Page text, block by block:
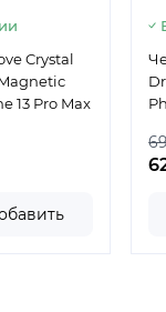
Crystal
13 Pro Max